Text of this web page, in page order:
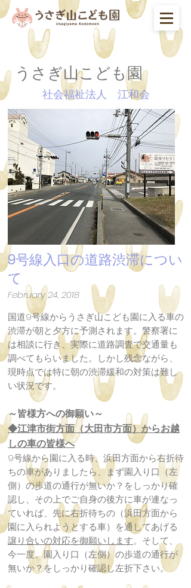
​うさぎ山こども園
​社会福祉法人 江和会
9号線入口の道路渋滞につい
て
February 24, 2018
国道9号線からうさぎ山こども園に入る車の
渋滞が朝と夕方に予測されます。警察署に
は相談に行き、実際に道路調査で交通量も
調べてもらいました。しかし残念ながら、
現時点では特に朝の渋滞緩和の対策は難し
い状況です。
～皆様方への御願い～
◆江津市街方面（大田市方面）からお越
しの車の皆様へ
9号線から園に入る時、浜田方面から右折待
ちの車がありましたら、まず園入り口（左
側）の歩道の通行が無いか？をしっかり確
認し、その上でご自身の後方に車が連なっ
ていれば、先に右折待ちの（浜田方面から
園に入られようとする車）を通してあげる
譲り合いの対応を御願いします。そして、
今一度、園入り口（左側）の歩道の通行が
無いか？をしっかり確認し左折下さい。